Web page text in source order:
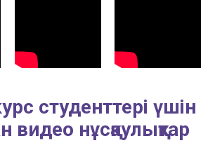
студенттері үшін
видео нұсқаулықтар